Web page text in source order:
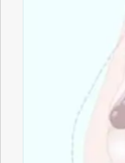
Síndrome de